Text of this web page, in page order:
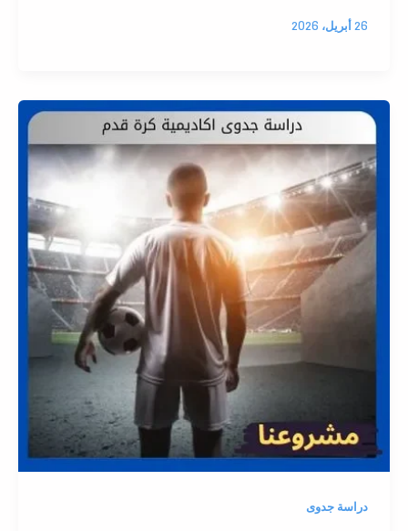
26 أبريل، 2026
دراسة جدوى